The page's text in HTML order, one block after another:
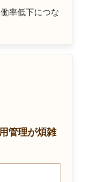
率低下につな
管理が煩雑